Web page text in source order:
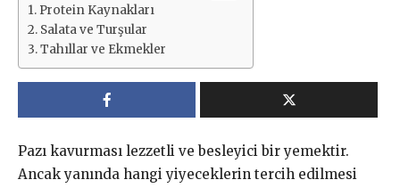
Protein Kaynakları
Salata ve Turşular
Tahıllar ve Ekmekler
Pazı kavurması lezzetli ve besleyici bir yemektir.
Ancak yanında hangi yiyeceklerin tercih edilmesi